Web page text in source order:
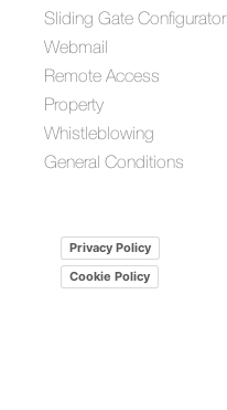
Sliding Gate Configurator
Webmail
Remote Access
Property
Whistleblowing
General Conditions
Privacy Policy
Cookie Policy